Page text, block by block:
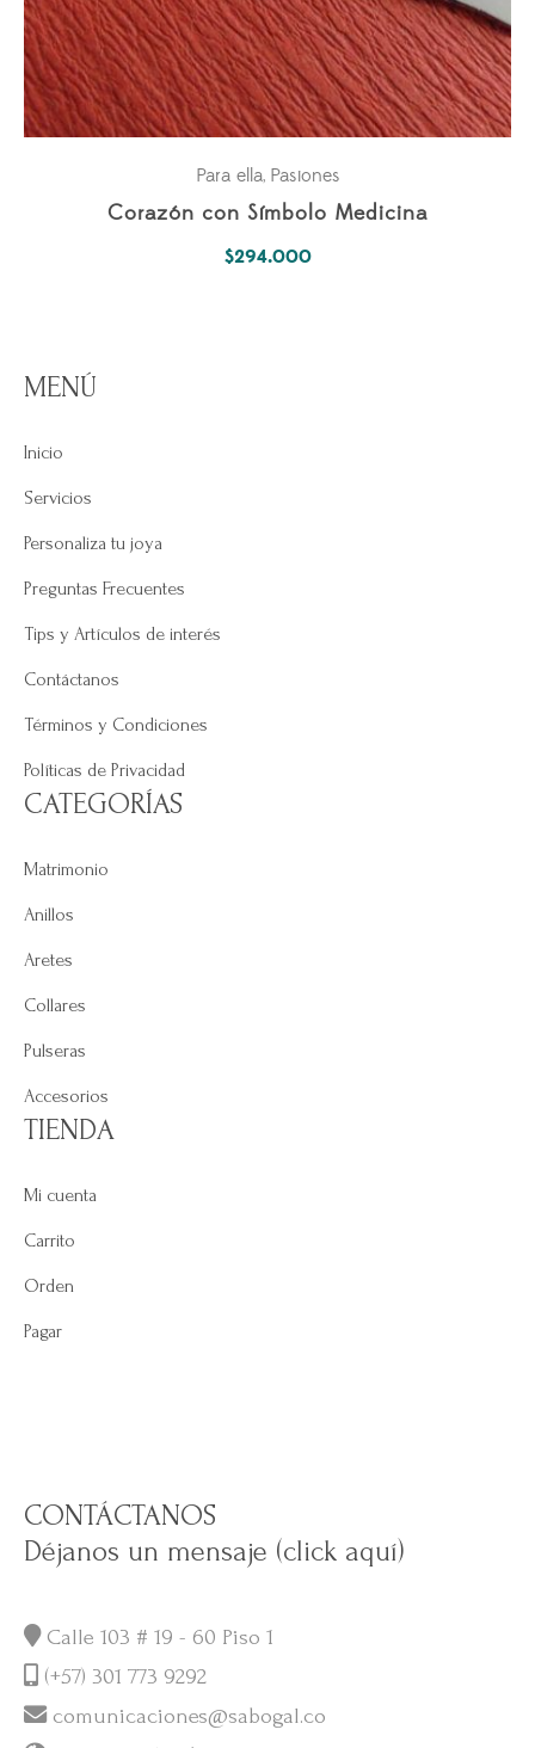
Para ella, Pasiones
Corazón con Símbolo Medicina
$294.000
MENÚ
Inicio
Servicios
Personaliza tu joya
Preguntas Frecuentes
Tips y Artículos de interés
Contáctanos
Términos y Condiciones
Políticas de Privacidad
CATEGORÍAS
Matrimonio
Anillos
Aretes
Collares
Pulseras
Accesorios
TIENDA
Mi cuenta
Carrito
Orden
Pagar
CONTÁCTANOS
Déjanos un mensaje (click aquí)
Calle 103 # 19 - 60 Piso 1
(+57) 301 773 9292
comunicaciones@sabogal.co